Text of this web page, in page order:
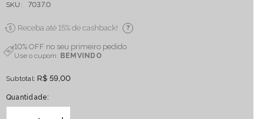
SKU: 7037.0
Receba até 15% de cashback! ?
10% OFF no seu primeiro pedido
Use o cupom: BEMVINDO
Subtotal: R$ 59,00
Quantidade: